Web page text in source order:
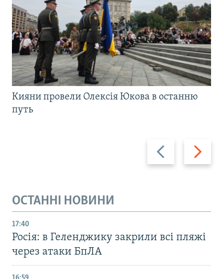
Назад Вперед
Кияни провели Олексія Юкова в останню
путь
ОСТАННІ НОВИНИ
17:40
Росія: в Геленджику закрили всі пляжі
через атаки БпЛА